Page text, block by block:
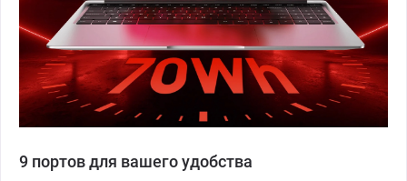
9 портов для вашего удобства